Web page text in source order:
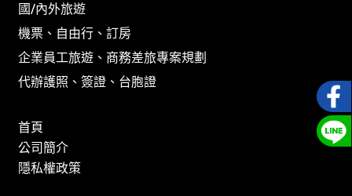
國/內外旅遊
機票、自由行、訂房
企業員工旅遊、商務差旅專案規劃
代辦護照、簽證、台胞證
首頁
公司簡介
隱私權政策